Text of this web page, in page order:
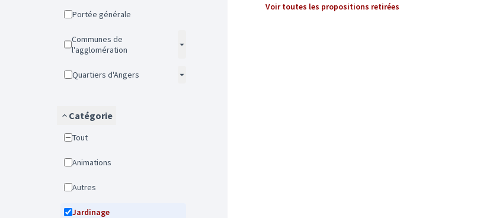
Portée générale
Communes de
l'agglomération
Quartiers d'Angers
Catégorie
Tout
Animations
Autres
Jardinage
Voir toutes les propositions retirées